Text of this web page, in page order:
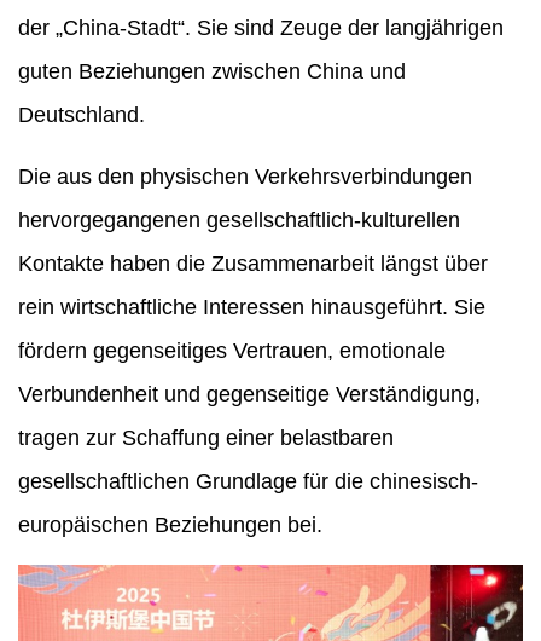
der „China-Stadt“. Sie sind Zeuge der langjährigen
guten Beziehungen zwischen China und
Deutschland.
Die aus den physischen Verkehrsverbindungen
hervorgegangenen gesellschaftlich-kulturellen
Kontakte haben die Zusammenarbeit längst über
rein wirtschaftliche Interessen hinausgeführt. Sie
fördern gegenseitiges Vertrauen, emotionale
Verbundenheit und gegenseitige Verständigung,
tragen zur Schaffung einer belastbaren
gesellschaftlichen Grundlage für die chinesisch-
europäischen Beziehungen bei.